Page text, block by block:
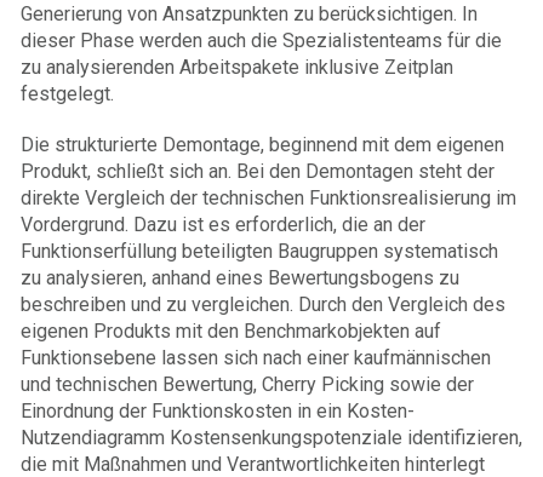
Generierung von Ansatzpunkten zu berücksichtigen. In
dieser Phase werden auch die Spezialistenteams für die
zu analysierenden Arbeitspakete inklusive Zeitplan
festgelegt.
Die strukturierte Demontage, beginnend mit dem eigenen
Produkt, schließt sich an. Bei den Demontagen steht der
direkte Vergleich der technischen Funktionsrealisierung im
Vordergrund. Dazu ist es erforderlich, die an der
Funktionserfüllung beteiligten Baugruppen systematisch
zu analysieren, anhand eines Bewertungsbogens zu
beschreiben und zu vergleichen. Durch den Vergleich des
eigenen Produkts mit den Benchmarkobjekten auf
Funktionsebene lassen sich nach einer kaufmännischen
und technischen Bewertung, Cherry Picking sowie der
Einordnung der Funktionskosten in ein Kosten-
Nutzendiagramm Kostensenkungspotenziale identifizieren,
die mit Maßnahmen und Verantwortlichkeiten hinterlegt